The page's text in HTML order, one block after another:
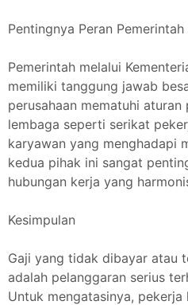
Pentingnya Peran
Pemerintah melalui
memiliki tanggung jawab
perusahaan mematuhi aturan
lembaga seperti serikat
karyawan yang menghadapi
kedua pihak ini sangat
hubungan kerja yang
Kesimpulan
Gaji yang tidak dibayar atau
adalah pelanggaran serius
Untuk mengatasinya, pekerja